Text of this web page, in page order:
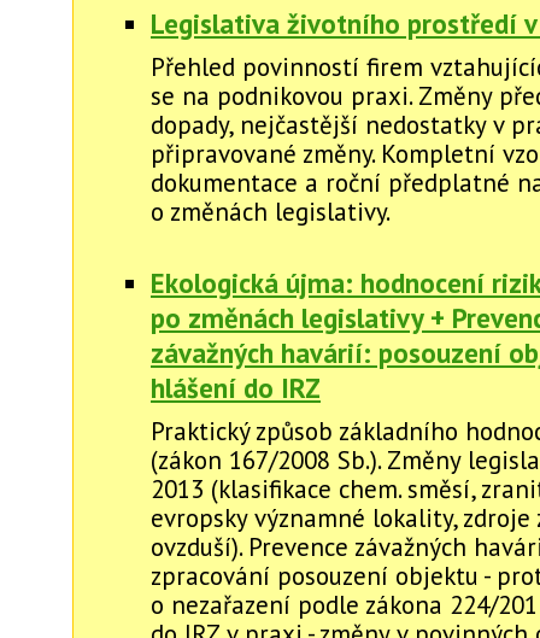
Legislativa životního prostředí
Přehled povinností firem
se na podnikovou praxi. Změny
dopady, nejčastější nedostatky v
připravované změny. Kompletní
dokumentace a roční předplatné
o změnách legislativy.
Ekologická újma: hodnocení
po změnách legislativy +
závažných havárií: posouzení
hlášení do IRZ
Praktický způsob základního
(zákon 167/2008 Sb.). Změny
2013 (klasifikace chem. směsí,
evropsky významné lokality, zdroje
ovzduší). Prevence závažných
zpracování posouzení objektu -
o nezařazení podle zákona 224/